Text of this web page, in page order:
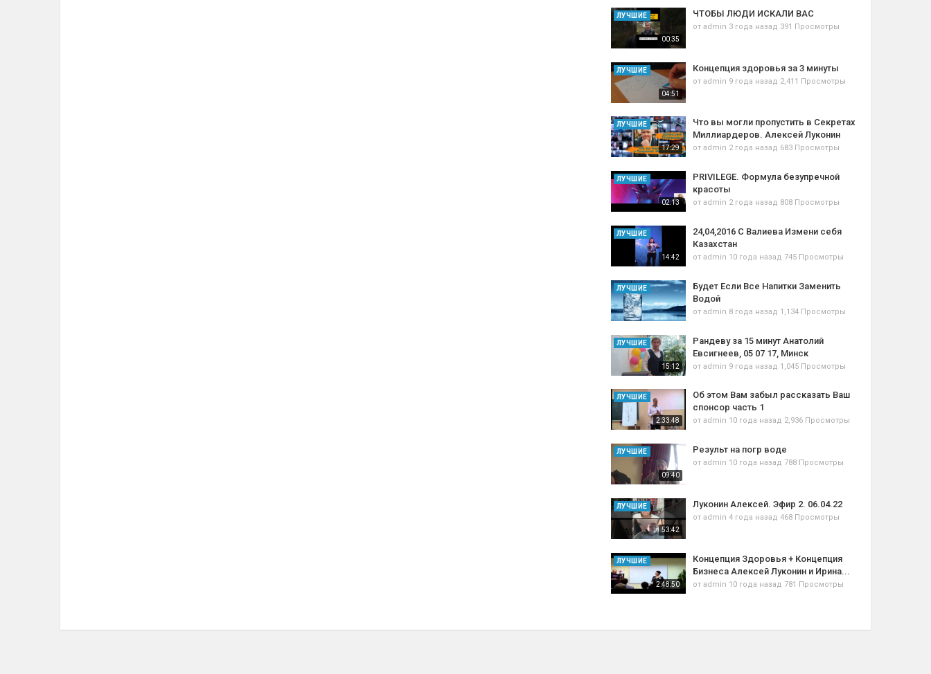
00:35
ЛУЧШИЕ ЧТОБЫ ЛЮДИ ИСКАЛИ ВАС
от admin 3 года назад 391 Просмотры
04:51
ЛУЧШИЕ Концепция здоровья за 3 минуты
от admin 9 года назад 2,411 Просмотры
17:29
ЛУЧШИЕ
Что вы могли пропустить в Секретах
Миллиардеров. Алексей Луконин
от admin 2 года назад 683 Просмотры
02:13
ЛУЧШИЕ
PRIVILEGE. Формула безупречной
красоты
от admin 2 года назад 808 Просмотры
14:42
ЛУЧШИЕ
24,04,2016 С Валиева Измени себя
Казахстан
от admin 10 года назад 745 Просмотры
ЛУЧШИЕ
Будет Если Все Напитки Заменить
Водой
от admin 8 года назад 1,134 Просмотры
15:12
ЛУЧШИЕ
Рандеву за 15 минут Анатолий
Евсигнеев, 05 07 17, Минск
от admin 9 года назад 1,045 Просмотры
2:33:48
ЛУЧШИЕ
Об этом Вам забыл рассказать Ваш
спонсор часть 1
от admin 10 года назад 2,936 Просмотры
09:40
ЛУЧШИЕ Результ на погр воде
от admin 10 года назад 788 Просмотры
53:42
ЛУЧШИЕ Луконин Алексей. Эфир 2. 06.04.22
от admin 4 года назад 468 Просмотры
2:48:50
ЛУЧШИЕ
Концепция Здоровья + Концепция
Бизнеса Алексей Луконин и Ирина...
от admin 10 года назад 781 Просмотры